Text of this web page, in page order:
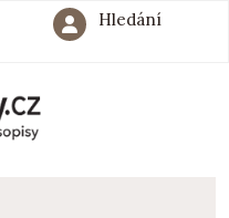
Hledání